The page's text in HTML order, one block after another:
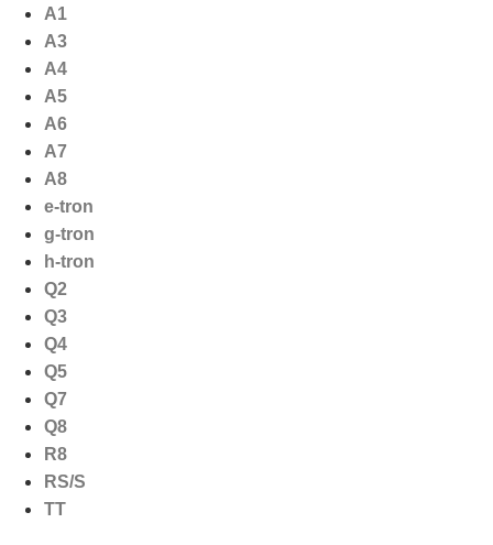
naar
inhoud
A1
A3
A4
A5
A6
A7
A8
e-tron
g-tron
h-tron
Q2
Q3
Q4
Q5
Q7
Q8
R8
RS/S
TT